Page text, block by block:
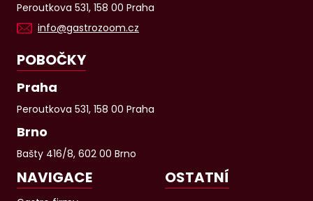
Peroutkova 531, 158 00 Praha
info@gastrozoom.cz
POBOČKY
Praha
Peroutkova 531, 158 00 Praha
Brno
Bašty 416/8, 602 00 Brno
NAVIGACE OSTATNÍ